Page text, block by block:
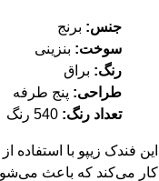
جنس: برنج
سوخت: بنزینی
رنگ: براق
طراحی: پنج طرفه
تعداد رنگ: 540 رنگ
این فندک زیپو با استفاده
کار می‌کند که باعث می‌شود